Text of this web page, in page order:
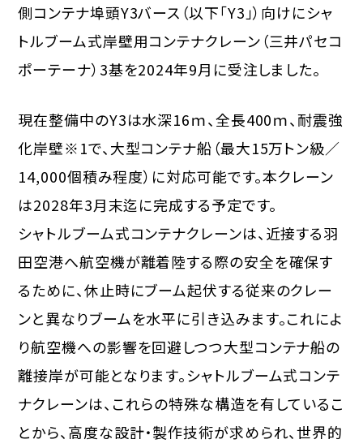
側コンテナ埠頭Y3バース（以下「Y3」）向けにシャ
トルブーム式岸壁用コンテナクレーン（三井パセコ
ポーテーナ）3基を2024年9月に受注しました。
現在整備中のY3は水深16ｍ、全長400ｍ、耐震強
化岸壁※1で、大型コンテナ船（最大15万トン級／
14,000個積み程度）に対応可能です。本クレーン
は2028年3月末迄に完成する予定です。
シャトルブーム式コンテナクレーンは、近接する羽
田空港へ航空機が離着陸する際の安全を確保す
るために、休止時にブーム起伏する従来のクレー
ンと異なりブームを水平に引き込みます。これによ
り航空機への影響を回避しつつ大型コンテナ船の
離接岸が可能となります。シャトルブーム式コンテ
ナクレーンは、これらの特殊な構造を有しているこ
とから、高度な設計・製作技術が求められ、世界的